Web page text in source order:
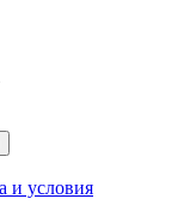
и условия